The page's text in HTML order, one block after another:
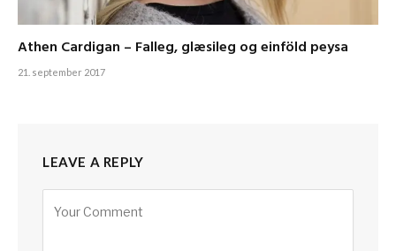
Athen Cardigan – Falleg, glæsileg og einföld peysa
21. september 2017
LEAVE A REPLY